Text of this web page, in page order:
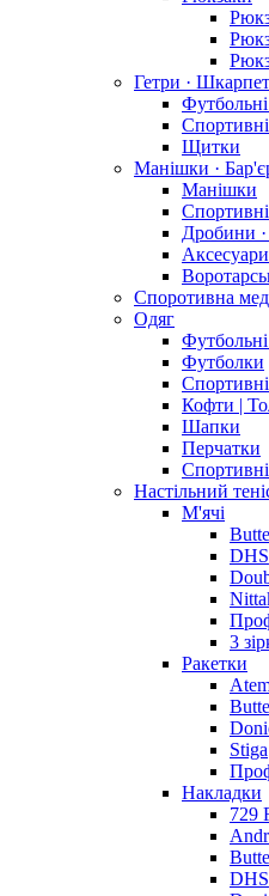
Гетри ·
Щитки
Манішки ·
Манішки
Дробини
Споротивна
Одяг
Футболки
Кофти |
Шапки
Перчатки
Настільний
М'ячі
DHS
3
Ракетки
Stiga
Накладки
729
DHS